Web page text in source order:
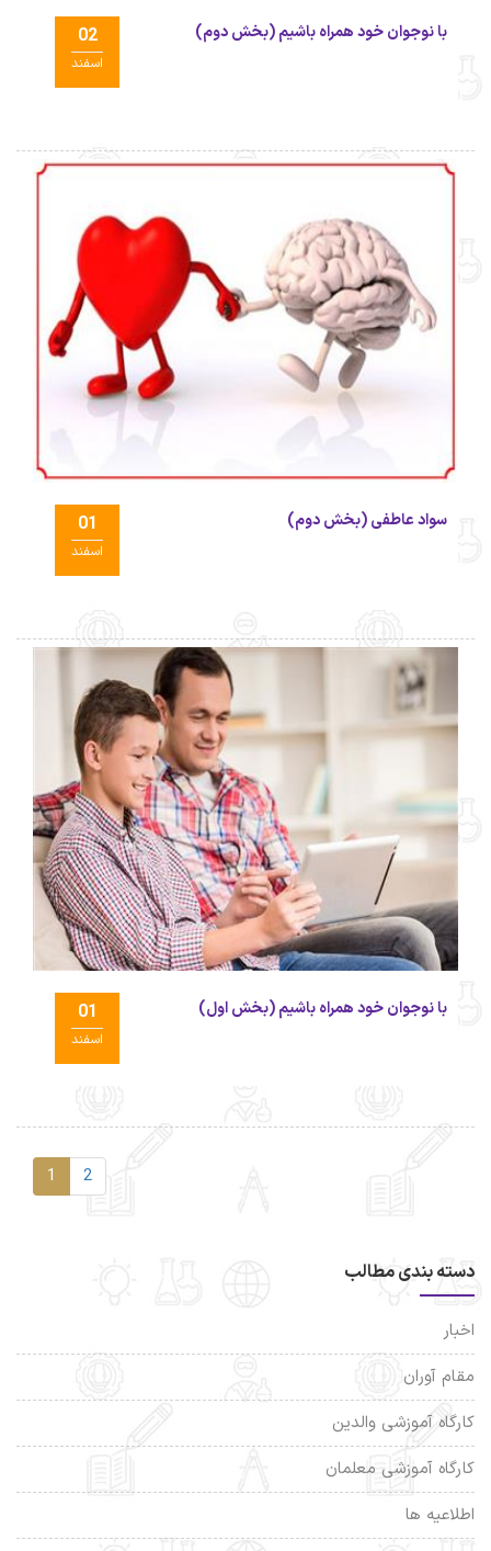
02
اسفند
با نوجوان خود همراه باشیم (بخش دوم)
01
اسفند
سواد عاطفی (بخش دوم)
01
اسفند
با نوجوان خود همراه باشیم (بخش اول)
1 2
دسته بندی مطالب
اخبار
مقام آوران
کارگاه آموزشی والدین
کارگاه آموزشی معلمان
اطلاعیه ها